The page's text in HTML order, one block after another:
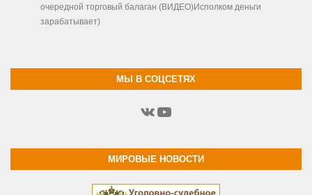
очередной торговый балаган (ВИДЕО)Исполком деньги
зарабатывает)
МЫ В СОЦСЕТЯХ
ВКонтакте
YouTube
МИРОВЫЕ НОВОСТИ